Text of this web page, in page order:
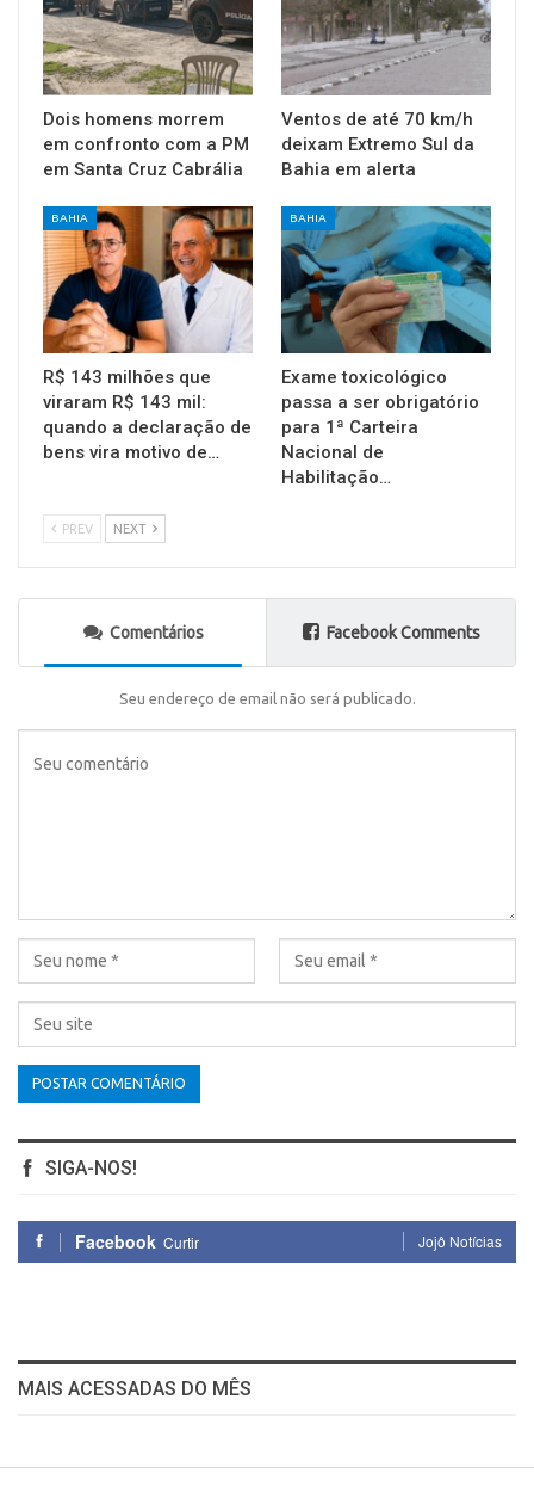
Dois homens morrem
em confronto com a PM
em Santa Cruz Cabrália
Ventos de até 70 km/h
deixam Extremo Sul da
Bahia em alerta
BAHIA
R$ 143 milhões que
viraram R$ 143 mil:
quando a declaração de
bens vira motivo de…
BAHIA
Exame toxicológico
passa a ser obrigatório
para 1ª Carteira
Nacional de
Habilitação…
PREV NEXT
Comentários Facebook Comments
Seu endereço de email não será publicado.
SIGA-NOS!
Facebook Curtir Jojô Notícias
MAIS ACESSADAS DO MÊS